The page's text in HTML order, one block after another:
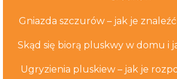
Gniazda szczurów – jak je
Skąd się biorą pluskwy w domu i
Ugryzienia pluskiew – jak je